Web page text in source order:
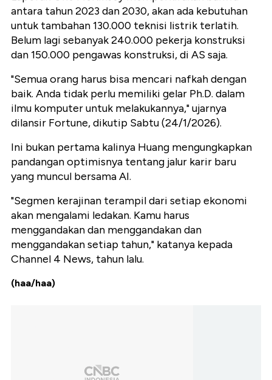
antara tahun 2023 dan 2030, akan ada kebutuhan
untuk tambahan 130.000 teknisi listrik terlatih.
Belum lagi sebanyak 240.000 pekerja konstruksi
dan 150.000 pengawas konstruksi, di AS saja.
"Semua orang harus bisa mencari nafkah dengan
baik. Anda tidak perlu memiliki gelar Ph.D. dalam
ilmu komputer untuk melakukannya," ujarnya
dilansir Fortune, dikutip Sabtu (24/1/2026).
Ini bukan pertama kalinya Huang mengungkapkan
pandangan optimisnya tentang jalur karir baru
yang muncul bersama AI.
"Segmen kerajinan terampil dari setiap ekonomi
akan mengalami ledakan. Kamu harus
menggandakan dan menggandakan dan
menggandakan setiap tahun," katanya kepada
Channel 4 News, tahun lalu.
(haa/haa)